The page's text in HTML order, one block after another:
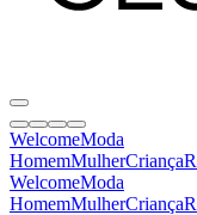
WelcomeModa
HomemMulherCriança
WelcomeModa
HomemMulherCriança